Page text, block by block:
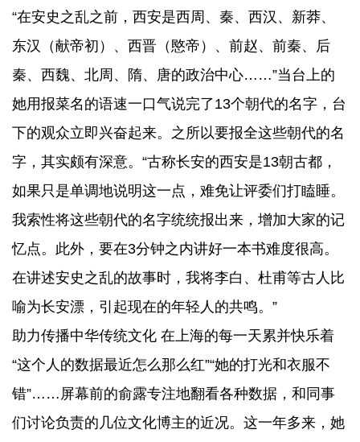
“在安史之乱之前，西安是西周、秦、西汉、新莽、
东汉（献帝初）、西晋（愍帝）、前赵、前秦、后
秦、西魏、北周、隋、唐的政治中心……”当台上的
她用报菜名的语速一口气说完了13个朝代的名字，台
下的观众立即兴奋起来。之所以要报全这些朝代的名
字，其实颇有深意。“古称长安的西安是13朝古都，
如果只是单调地说明这一点，难免让评委们打瞌睡。
我索性将这些朝代的名字统统报出来，增加大家的记
忆点。此外，要在3分钟之内讲好一本书难度很高。
在讲述安史之乱的故事时，我将李白、杜甫等古人比
喻为长安漂，引起现在的年轻人的共鸣。”
助力传播中华传统文化 在上海的每一天累并快乐着
“这个人的数据最近怎么那么红”“她的打光和衣服不
错”……屏幕前的俞露专注地翻看各种数据，和同事
们讨论负责的几位文化博主的近况。这一年多来，她